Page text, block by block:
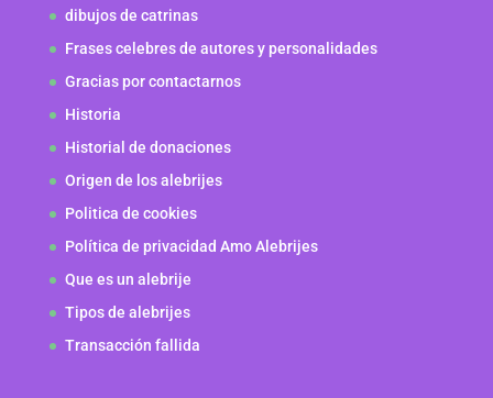
dibujos de catrinas
Frases celebres de autores y personalidades
Gracias por contactarnos
Historia
Historial de donaciones
Origen de los alebrijes
Politica de cookies
Política de privacidad Amo Alebrijes
Que es un alebrije
Tipos de alebrijes
Transacción fallida